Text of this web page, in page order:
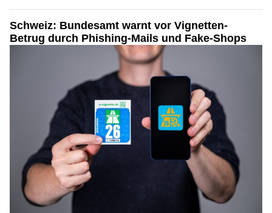
Schweiz: Bundesamt warnt vor Vignetten-
Betrug durch Phishing-Mails und Fake-Shops